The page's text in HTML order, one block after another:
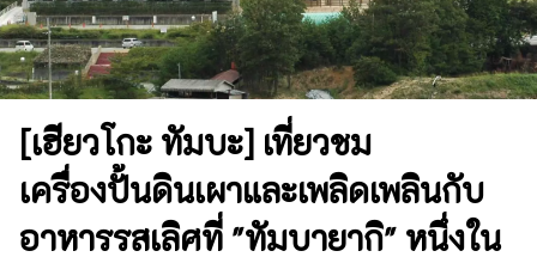
[เฮียวโกะ ทัมบะ] เที่ยวชม
เครื่องปั้นดินเผาและเพลิดเพลินกับ
อาหารรสเลิศที่ "ทัมบายากิ" หนึ่งใน